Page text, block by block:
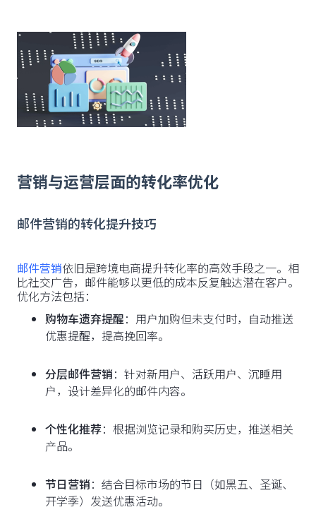
营销与运营层面的转化率优化
邮件营销的转化提升技巧
邮件营销依旧是跨境电商提升转化率的高效手段之一。相
比社交广告，邮件能够以更低的成本反复触达潜在客户。
优化方法包括：
购物车遗弃提醒：用户加购但未支付时，自动推送
优惠提醒，提高挽回率。
分层邮件营销：针对新用户、活跃用户、沉睡用
户，设计差异化的邮件内容。
个性化推荐：根据浏览记录和购买历史，推送相关
产品。
节日营销：结合目标市场的节日（如黑五、圣诞、
开学季）发送优惠活动。